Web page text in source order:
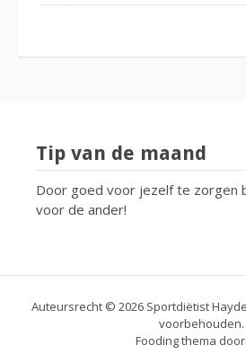
Tip van de maand
Door goed voor jezelf te zorgen
voor de ander!
Auteursrecht © 2026 Sportdiëtist
voorbehouden.
Fooding thema door